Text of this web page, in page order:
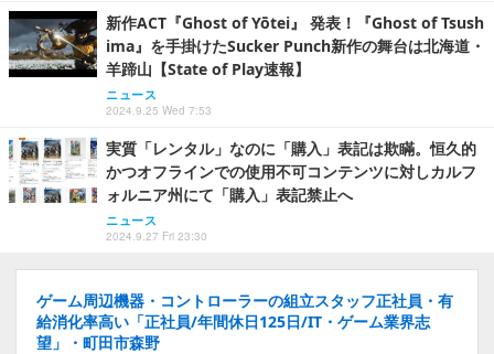
新作ACT『Ghost of Yōtei』 発表！『Ghost of Tsush
ima』を手掛けたSucker Punch新作の舞台は北海道・
羊蹄山【State of Play速報】
ニュース
2024.9.25 Wed 7:53
実質「レンタル」なのに「購入」表記は欺瞞。恒久的
かつオフラインでの使用不可コンテンツに対しカルフ
ォルニア州にて「購入」表記禁止へ
ニュース
2024.9.27 Fri 23:30
ゲーム周辺機器・コントローラーの組立スタッフ正社員・有
給消化率高い「正社員/年間休日125日/IT・ゲーム業界志
望」・町田市森野